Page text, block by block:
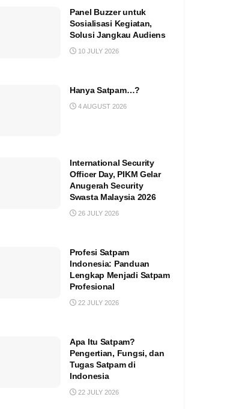
Panel Buzzer untuk
Sosialisasi Kegiatan,
Solusi Jangkau Audiens
10 JULY 2026
Hanya Satpam…?
4 AUGUST 2026
International Security
Officer Day, PIKM Gelar
Anugerah Security
Swasta Malaysia 2026
26 JULY 2026
Profesi Satpam
Indonesia: Panduan
Lengkap Menjadi Satpam
Profesional
22 JULY 2026
Apa Itu Satpam?
Pengertian, Fungsi, dan
Tugas Satpam di
Indonesia
22 JULY 2026